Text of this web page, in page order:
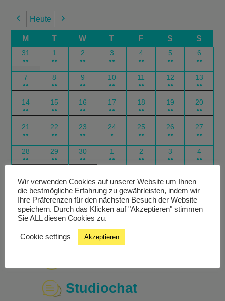
Previous
Heute Next
M T W T F S S
31
●●
1
●●
2
●●
3
●●
4
●●
5
●●
6
●●
7
●●
8
●●
9
●●
10
●●
11
●●
12
●●
13
●●
14
●●
15
●●
16
●●
17
●●
18
●●
19
●●
20
●●
21
●●
22
●●
23
●●
24
●
25
●●
26
●●
27
●●
28
●●
29
●●
30
●●
1
●●
2
●●
3
●●
4
●●
Subscribe
in
Google
Subscribe
in
Outlook
Export
for
Google
Export
for
Outlook
Studiochat
Wir verwenden Cookies auf unserer Website um Ihnen
die bestmögliche Erfahrung zu gewährleisten, indem wir
Ihre Präferenzen für den nächsten Besuch der Website
speichern. Durch das Klicken auf "Akzeptieren" stimmen
Sie ALL diesen Cookies zu.
Cookie settings Akzeptieren